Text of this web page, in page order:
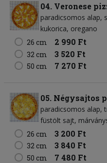
04. Veronese
paradicsomos alap
kukorica oregano
26 cm
2 990 Ft
32 cm 3 520 Ft
50 cm 7 270 Ft
05. Négysajtos
paradicsomos alap
füstölt sajt
26 cm
3 200 Ft
32 cm 3 840 Ft
50 cm 7 480 Ft